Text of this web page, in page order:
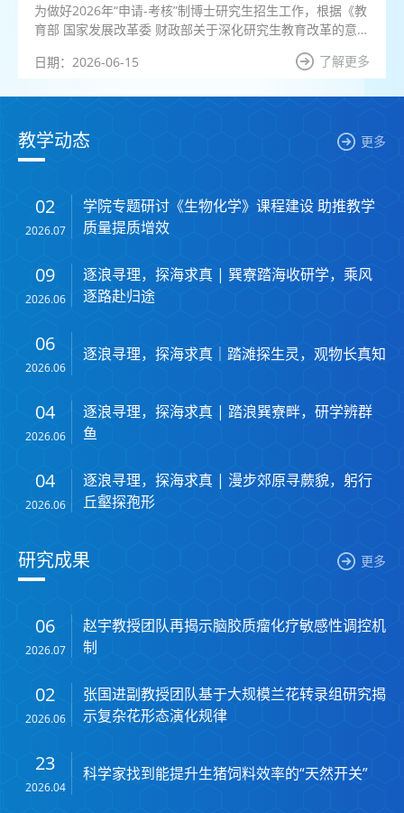
为做好2026年“申请-考核”制博士研究生招生工作，根据《教
育部 国家发展改革委 财政部关于深化研究生教育改革的意
见》（教研〔2013〕1号）、《关于印发<湖南师范大学博士
研究生招生“申请-考核”制实施办法（试行）>的通知》（校
“申请-考核”制招生方案，现...
了解更多
日期：2026-06-15
教学动态 更多
02
2026.07
学院专题研讨《生物化学》课程建设 助推教学
质量提质增效
09
2026.06
逐浪寻理，探海求真 | 巽寮踏海收研学，乘风
逐路赴归途
06
2026.06
逐浪寻理，探海求真｜踏滩探生灵，观物长真知
04
2026.06
逐浪寻理，探海求真 | 踏浪巽寮畔，研学辨群
鱼
04
2026.06
逐浪寻理，探海求真 | 漫步郊原寻蕨貌，躬行
丘壑探孢形
研究成果 更多
06
2026.07
赵宇教授团队再揭示脑胶质瘤化疗敏感性调控机
制
02
2026.06
张国进副教授团队基于大规模兰花转录组研究揭
示复杂花形态演化规律
23
2026.04